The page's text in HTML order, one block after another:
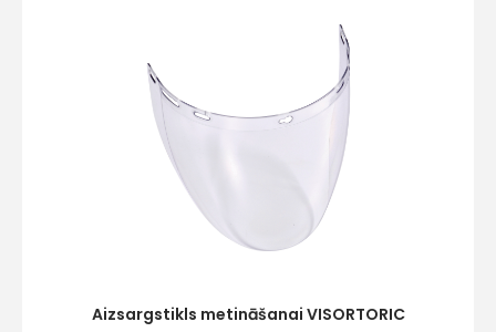
Aizsargstikls metināšanai VISORTORIC